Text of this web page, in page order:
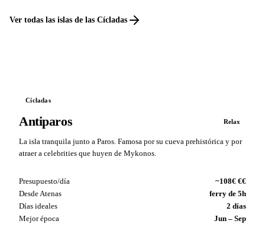
Ver todas las islas de las Cícladas
Cícladas
Antiparos Relax
La isla tranquila junto a Paros. Famosa por su cueva prehistórica y por
atraer a celebrities que huyen de Mykonos.
Presupuesto/día
~108€ €€
Desde Atenas
ferry de 5h
Días ideales
2 días
Mejor época
Jun – Sep